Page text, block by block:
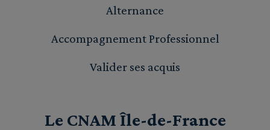
Alternance
Accompagnement Professionnel
Valider ses acquis
Le CNAM Île-de-France